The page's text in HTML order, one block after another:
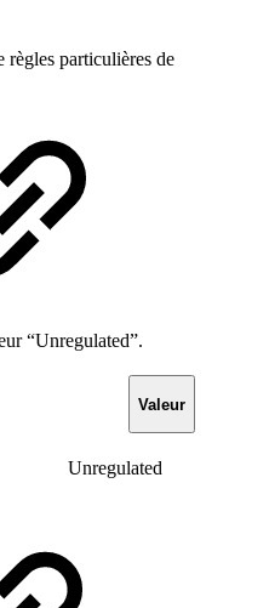
règles particulières de
“Unregulated”.
Valeur
Unregulated